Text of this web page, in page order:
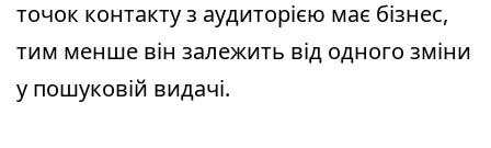
точок контакту з аудиторією має бізнес,
тим менше він залежить від одного зміни
у пошуковій видачі.